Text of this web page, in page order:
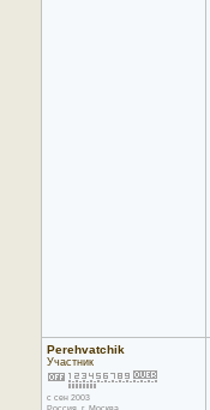
Perehvatchik
Участник
с сен 2003